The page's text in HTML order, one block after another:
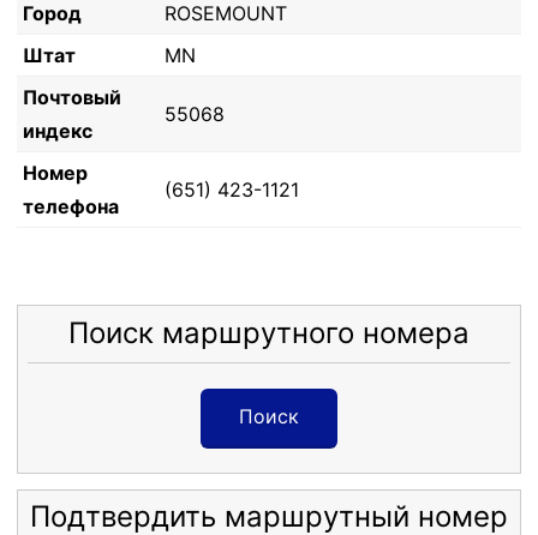
Город
ROSEMOUNT
Штат
MN
Почтовый
индекс
55068
Номер
телефона
(651) 423-1121
Поиск маршрутного номера
Поиск
Подтвердить маршрутный номер